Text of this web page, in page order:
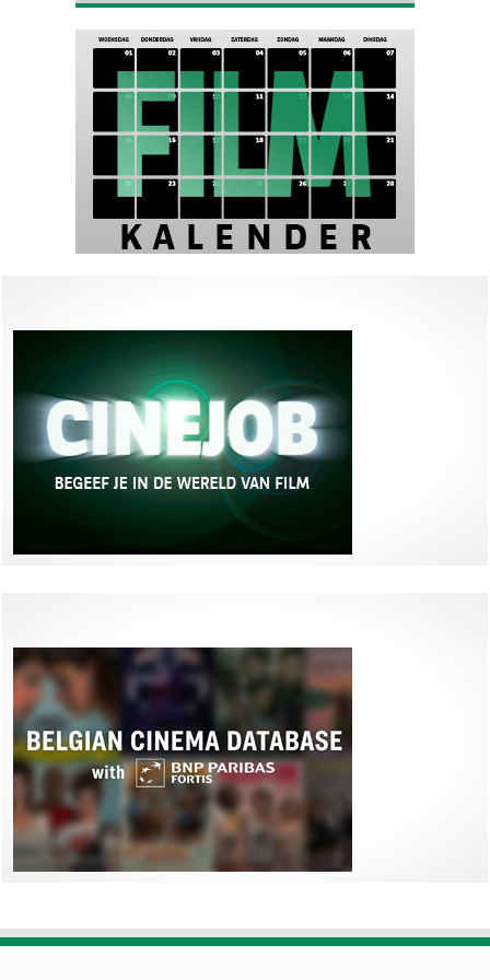
de Dickens-klassieker!